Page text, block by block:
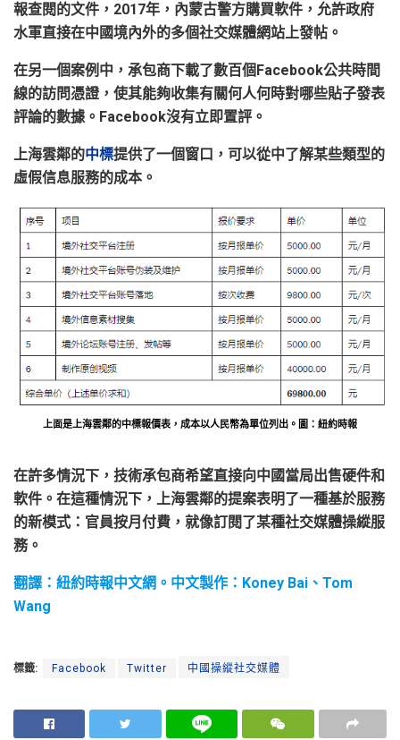
報查閱的文件， 2017年，內蒙古警方購買軟件，允許政府
水軍直接在中國境內外的多個社交媒體網站上發帖。
在另一個案例中，承包商下載了數百個 Facebook公共時間
線的訪問憑證，使其能夠收集有關何人何時對哪些貼子發表
評論的數據。 Facebook沒有立即置評。
上海雲鄰的中標提供了一個窗口，可以從中了解某些類型的
虛假信息服務的成本。
上面是上海雲鄰的中標報價表，成本以人民幣為單位列出。圖：紐約時報
在許多情況下，技術承包商希望直接向中國當局出售硬件和
軟件。在這種情況下，上海雲鄰的提案表明了一種基於服務
的新模式：官員按月付費，就像訂閱了某種社交媒體操縱服
務。
翻譯：紐約時報中文網。中文製作：Koney Bai、Tom
Wang
標籤: Facebook Twitter 中國操縱社交媒體